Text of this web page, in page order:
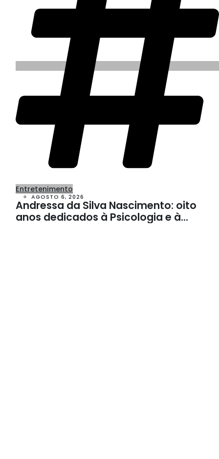
Entretenimento
AGOSTO 6, 2026
Andressa da Silva Nascimento: oito
anos dedicados à Psicologia e à